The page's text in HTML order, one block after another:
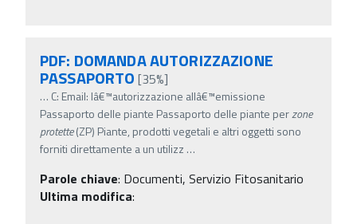
PDF: DOMANDA AUTORIZZAZIONE
PASSAPORTO [35%]
… C: Email: lâ€™autorizzazione allâ€™emissione
Passaporto delle piante Passaporto delle piante perzone
protette(ZP) Piante, prodotti vegetali e altri oggetti sono
forniti direttamente a un utilizz …
Parole chiave: Documenti, Servizio Fitosanitario
Ultima modifica: